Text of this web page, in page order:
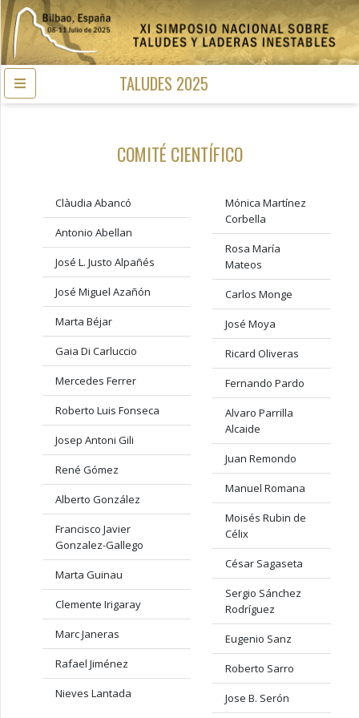
TALUDES 2025
COMITÉ CIENTÍFICO
Clàudia Abancó
Antonio Abellan
José L. Justo Alpañés
José Miguel Azañón
Marta Béjar
Gaia Di Carluccio
Mercedes Ferrer
Roberto Luis Fonseca
Josep Antoni Gili
René Gómez
Alberto González
Francisco Javier
Gonzalez-Gallego
Marta Guinau
Clemente Irigaray
Marc Janeras
Rafael Jiménez
Nieves Lantada
Mónica Martínez
Corbella
Rosa María
Mateos
Carlos Monge
José Moya
Ricard Oliveras
Fernando Pardo
Alvaro Parrilla
Alcaide
Juan Remondo
Manuel Romana
Moisés Rubin de
Célix
César Sagaseta
Sergio Sánchez
Rodríguez
Eugenio Sanz
Roberto Sarro
Jose B. Serón